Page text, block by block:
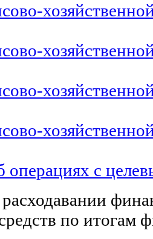
операциях с
по итогам